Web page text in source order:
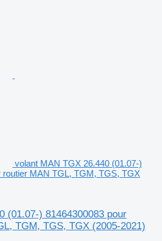
volant MAN TGX 26.440 (01.07-)
routier MAN TGL, TGM, TGS, TGX
(01.07-) 81464300083 pour
TGM, TGS, TGX (2005-2021)